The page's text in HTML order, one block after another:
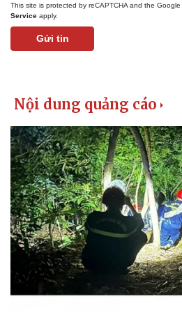
This site is protected by reCAPTCHA and the Google
Service apply.
Gửi tin